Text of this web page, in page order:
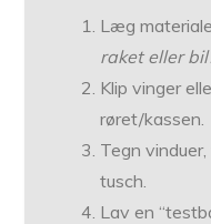
Læg
raket eller
Klip vinger
røret/kassen.
Tegn
tusch.
Lav en